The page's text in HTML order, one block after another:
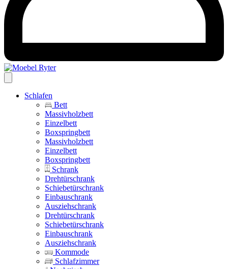
Schlafen
Bett
Massivholzbett
Einzelbett
Boxspringbett
Massivholzbett
Einzelbett
Boxspringbett
Schrank
Drehtürschrank
Schiebetürschrank
Einbauschrank
Ausziehschrank
Drehtürschrank
Schiebetürschrank
Einbauschrank
Ausziehschrank
Kommode
Schlafzimmer